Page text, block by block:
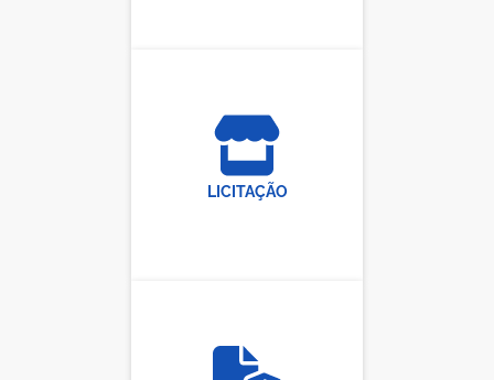
LICITAÇÃO